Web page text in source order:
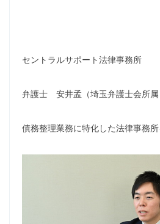
セントラルサポート法律事務所
弁護士 安井孟（埼玉弁護士会所属
債務整理業務に特化した法律事務所